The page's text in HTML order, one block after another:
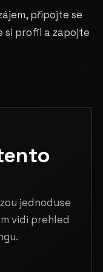
připojte se
si profil a zapojte
jednoduse
vidi prehled